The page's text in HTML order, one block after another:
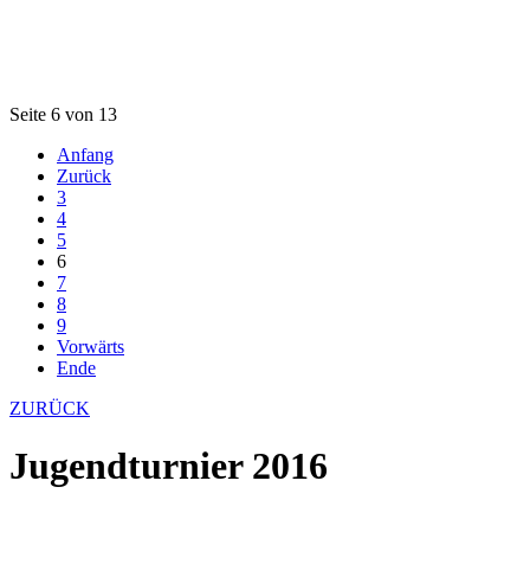
Seite 6 von 13
Anfang
Zurück
3
4
5
6
7
8
9
Vorwärts
Ende
ZURÜCK
Jugendturnier 2016